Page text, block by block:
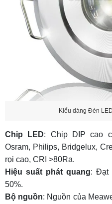
Kiểu dáng Đèn
Chip LED: Chip DIP cao
Osram, Philips, Bridgelux,
rọi cao, CRI >80Ra.
Hiệu suất phát quang: Đạt
50%.
Bộ nguồn: Nguồn của